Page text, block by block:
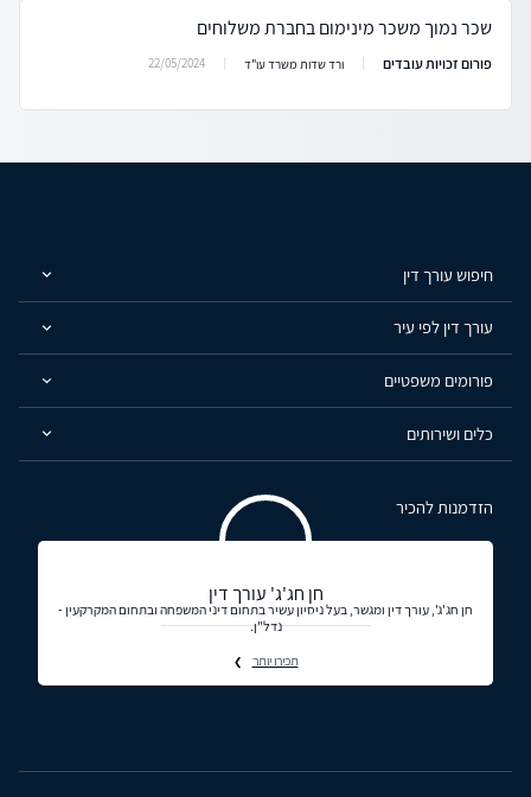
שכר נמוך משכר מינימום בחברת משלוחים
פורום זכויות עובדים ורד שדות משרד עו"ד 22/05/2024
חיפוש עורך דין
עורך דין לפי עיר
פורומים משפטיים
כלים ושירותים
הזדמנות להכיר
חן חג'ג' עורך דין
חן חג'ג', עורך דין ומגשר, בעל ניסיון עשיר בתחום דיני המשפחה ובתחום המקרקעין -
נדל"ן.
תכירו יותר